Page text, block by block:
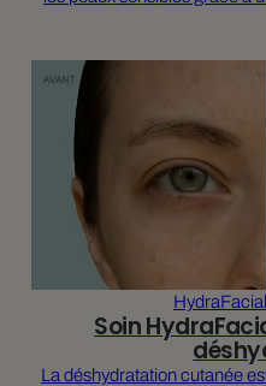
HydraFacial
Soin
La déshydratation cutanée